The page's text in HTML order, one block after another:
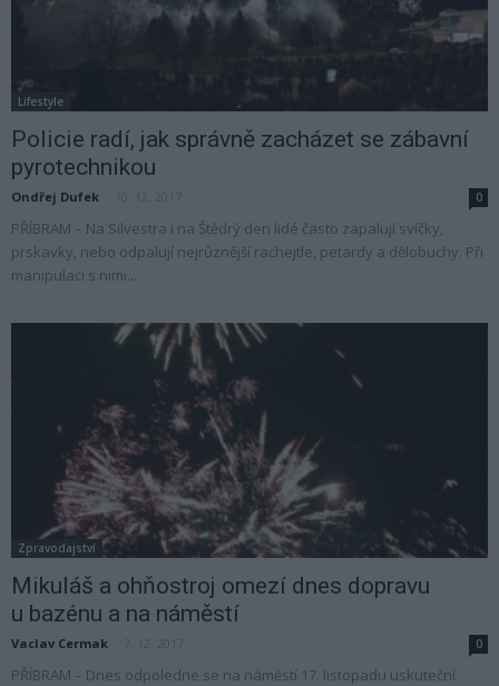
Lifestyle
Policie radí, jak správně zacházet se zábavní
pyrotechnikou
Ondřej Dufek 0
PŘÍBRAM – Na Silvestra i na Štědrý den lidé často zapalují svíčky,
prskavky, nebo odpalují nejrůznější rachejtle, petardy a dělobuchy. Při
manipulaci s nimi...
Zpravodajství
Mikuláš a ohňostroj omezí dnes dopravu
u bazénu a na náměstí
Vaclav Cermak 0
PŘÍBRAM – Dnes odpoledne se na náměstí 17. listopadu uskuteční